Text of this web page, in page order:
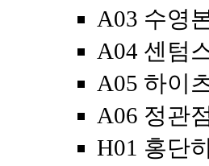
A03 수영
A04 센텀
A05 하이
A06 정관
H01 홍단